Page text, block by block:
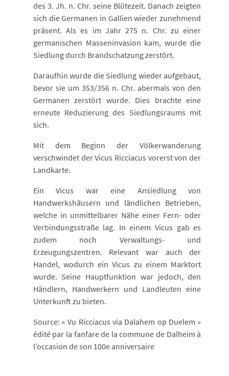
des 3. Jh. n. Chr. seine Blütezeit. Danach zeigten
sich die Germanen in Gallien wieder zunehmend
präsent. Als es im Jahr 275 n. Chr. zu einer
germanischen Masseninvasion kam, wurde die
Siedlung durch Brandschatzung zerstört.
Daraufhin wurde die Siedlung wieder aufgebaut,
bevor sie um 353/356 n. Chr. abermals von den
Germanen zerstört wurde. Dies brachte eine
erneute Reduzierung des Siedlungsraums mit
sich.
Mit dem Beginn der Völkerwanderung
verschwindet der Vicus Ricciacus vorerst von der
Landkarte.
Ein Vicus war eine Ansiedlung von
Handwerkshäusern und ländlichen Betrieben,
welche in unmittelbarer Nähe einer Fern- oder
Verbindungsstraße lag. In einem Vicus gab es
zudem noch Verwaltungs- und
Erzeugungszentren. Relevant war auch der
Handel, wodurch ein Vicus zu einem Marktort
wurde. Seine Hauptfunktion war jedoch, den
Händlern, Handwerkern und Landleuten eine
Unterkunft zu bieten.
Source: « Vu Ricciacus via Dalahem op Duelem »
édité par la fanfare de la commune de Dalheim à
l’occasion de son 100e anniversaire